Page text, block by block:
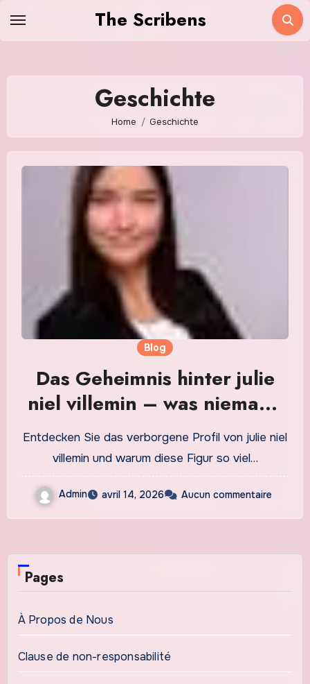
The Scribens
Geschichte
Home Geschichte
Blog
Das Geheimnis hinter julie
niel villemin – was niemand
erzählt
Entdecken Sie das verborgene Profil von julie niel
villemin und warum diese Figur so viel…
Admin avril 14, 2026 Aucun commentaire
Pages
À Propos de Nous
Clause de non-responsabilité